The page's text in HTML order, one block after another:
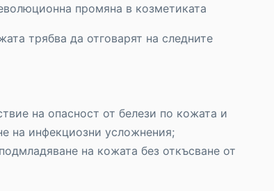
промяна в козметиката
трябва да отговарят на следните
на опасност от белези по кожата и
на инфекциозни усложнения;
на кожата без откъсване от